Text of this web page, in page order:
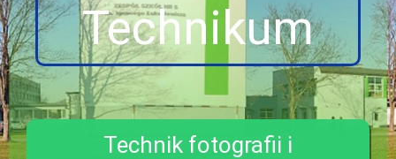
Technikum
Technik fotografii i